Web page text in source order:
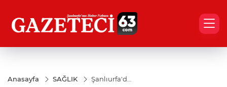
Anasayfa SAĞLIK
Şanlıurfa'da